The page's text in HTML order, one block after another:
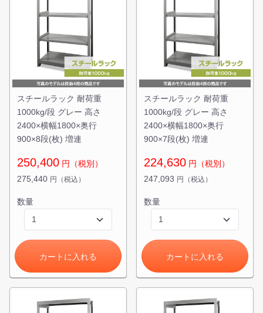
スチールラック 耐荷重
1000kg/段 グレー 高さ
2400×横幅1800×奥行
900×8段(枚) 増連
250,400 円（税別）
275,440 円（税込）
数量
カートに入れる
スチールラック 耐荷重
1000kg/段 グレー 高さ
2400×横幅1800×奥行
900×7段(枚) 増連
224,630 円（税別）
247,093 円（税込）
数量
カートに入れる